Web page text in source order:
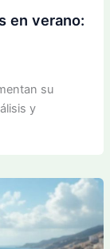
en verano:
su
y